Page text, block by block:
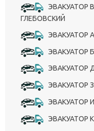
ЭВАКУАТОР
ГЛЕБОВСКИЙ
ЭВАКУАТОР
ЭВАКУАТОР
ЭВАКУАТОР
ЭВАКУАТОР
ЭВАКУАТОР
ЭВАКУАТОР